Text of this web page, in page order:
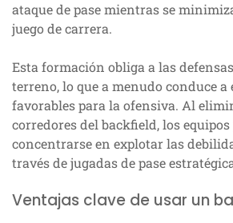
ataque de pase mientras se
juego de carrera.
Esta formación obliga a las
terreno, lo que a menudo conduce
favorables para la ofensiva. Al
corredores del backfield, los equipos
concentrarse en explotar las
través de jugadas de pase
Ventajas clave de usar un